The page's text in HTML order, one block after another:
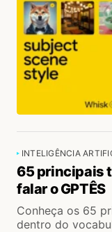
INTELIGÊNCIA
65 principais
falar o GPTÊS
Conheça os 65
dentro do